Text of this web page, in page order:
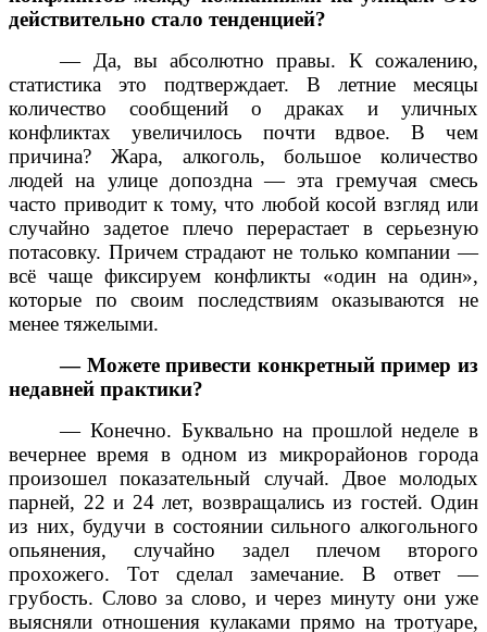
действительно стало тенденцией?
— Да, вы абсолютно правы. К сожалению,
статистика это подтверждает. В летние месяцы
количество сообщений о драках и уличных
конфликтах увеличилось почти вдвое. В чем
причина? Жара, алкоголь, большое количество
людей на улице допоздна — эта гремучая смесь
часто приводит к тому, что любой косой взгляд или
случайно задетое плечо перерастает в серьезную
потасовку. Причем страдают не только компании —
всё чаще фиксируем конфликты «один на один»,
которые по своим последствиям оказываются не
менее тяжелыми.
— Можете привести конкретный пример из
недавней практики?
— Конечно. Буквально на прошлой неделе в
вечернее время в одном из микрорайонов города
произошел показательный случай. Двое молодых
парней, 22 и 24 лет, возвращались из гостей. Один
из них, будучи в состоянии сильного алкогольного
опьянения, случайно задел плечом второго
прохожего. Тот сделал замечание. В ответ —
грубость. Слово за слово, и через минуту они уже
выясняли отношения кулаками прямо на тротуаре,